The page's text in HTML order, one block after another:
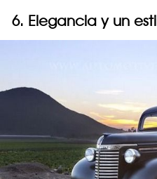
6. Elegancia y un